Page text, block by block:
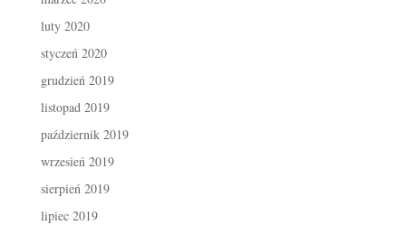
luty 2020
styczeń 2020
grudzień 2019
listopad 2019
październik 2019
wrzesień 2019
sierpień 2019
lipiec 2019